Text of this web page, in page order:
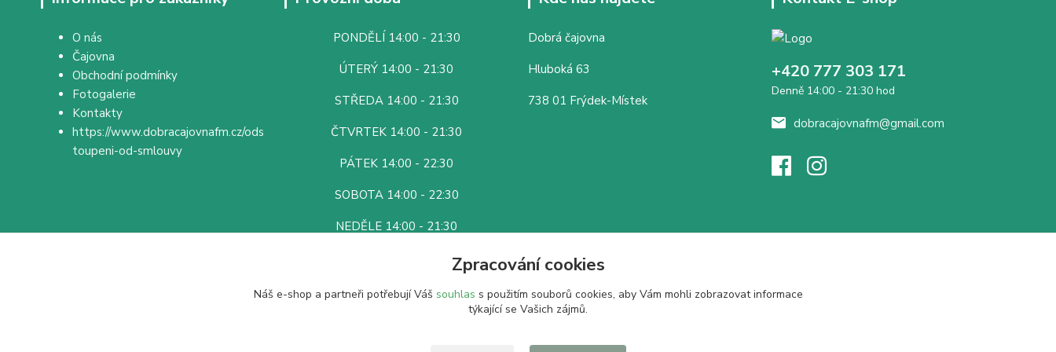
O nás
Čajovna
Obchodní podmínky
Fotogalerie
Kontakty
https://www.dobracajovnafm.cz/ods
toupeni-od-smlouvy
PONDĚLÍ 14:00 - 21:30
ÚTERÝ 14:00 - 21:30
STŘEDA 14:00 - 21:30
ČTVRTEK 14:00 - 21:30
PÁTEK 14:00 - 22:30
SOBOTA 14:00 - 22:30
NEDĚLE 14:00 - 21:30
Dobrá čajovna
Hluboká 63
738 01 Frýdek-Místek
+420 777 303 171
Denně 14:00 - 21:30 hod
dobracajovnafm@gmail.com
Zpracování cookies
Náš e-shop a partneři potřebují Váš souhlas s použitím souborů cookies, aby Vám mohli zobrazovat informace
týkající se Vašich zájmů.